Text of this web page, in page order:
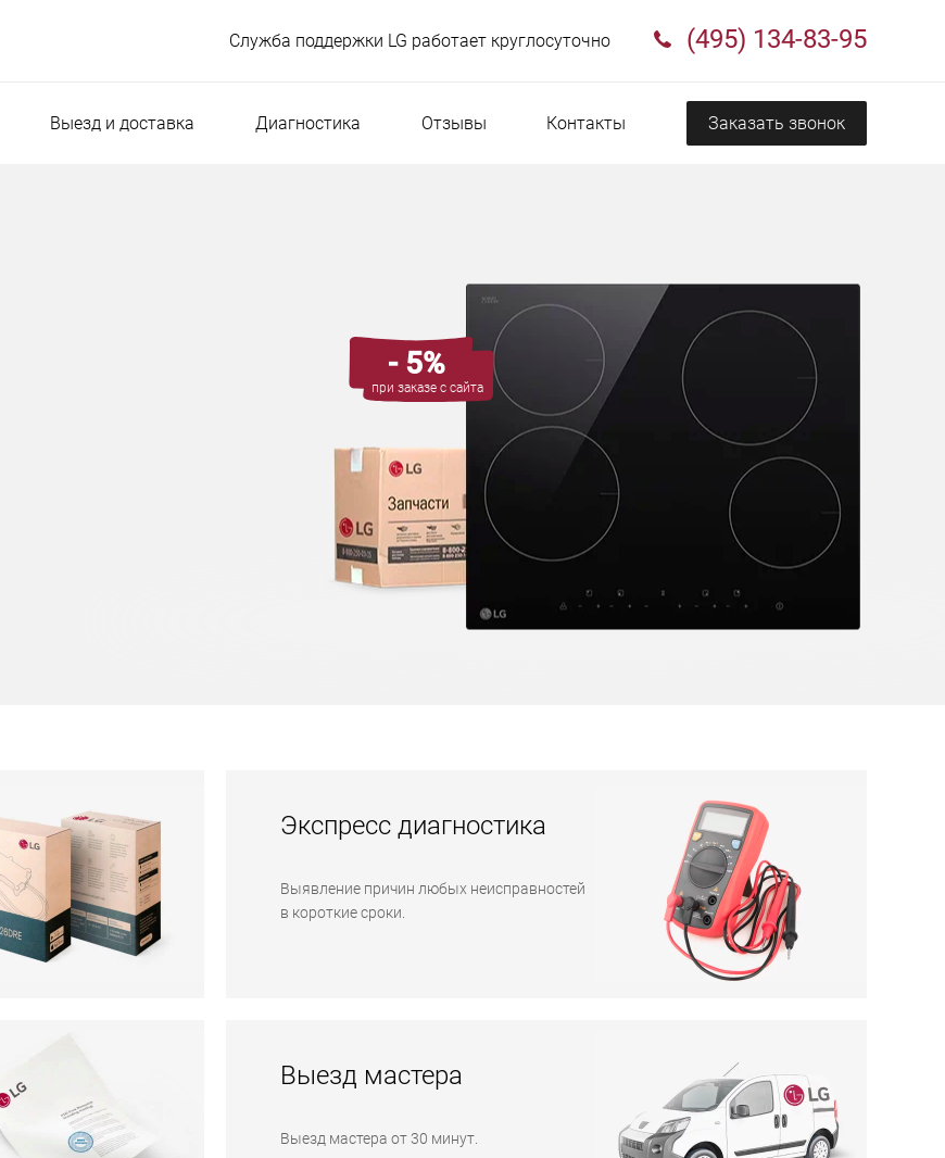
Служба поддержки LG работает круглосуточно (495) 134-83-95
Выезд и доставка Диагностика Отзывы Контакты Заказать звонок
- 5%
при заказе с сайта
Экспресс диагностика
Выявление причин любых неисправностей
в короткие сроки.
Выезд мастера
Выезд мастера от 30 минут.